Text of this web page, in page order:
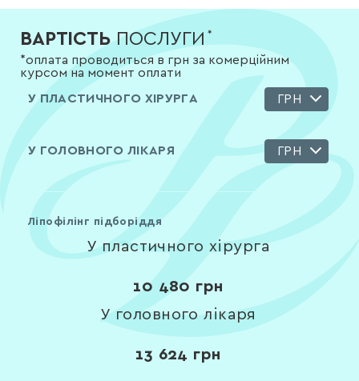
ВАРТІСТЬПОСЛУГИ*
*оплата проводиться в грн за комерційним
курсом на момент оплати
У ПЛАСТИЧНОГО ХІРУРГА
ГРН
У ГОЛОВНОГО ЛІКАРЯ ГРН
Ліпофілінг підборіддя
У пластичного хірурга
10 480 грн
У головного лікаря
13 624 грн